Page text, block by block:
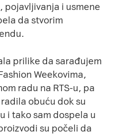
pojavljivanja i usmene
da stvorim
prilike da sarađujem
Weekovima,
radu na RTS-u, pa
obuću dok su
i tako sam dospela u
su počeli da